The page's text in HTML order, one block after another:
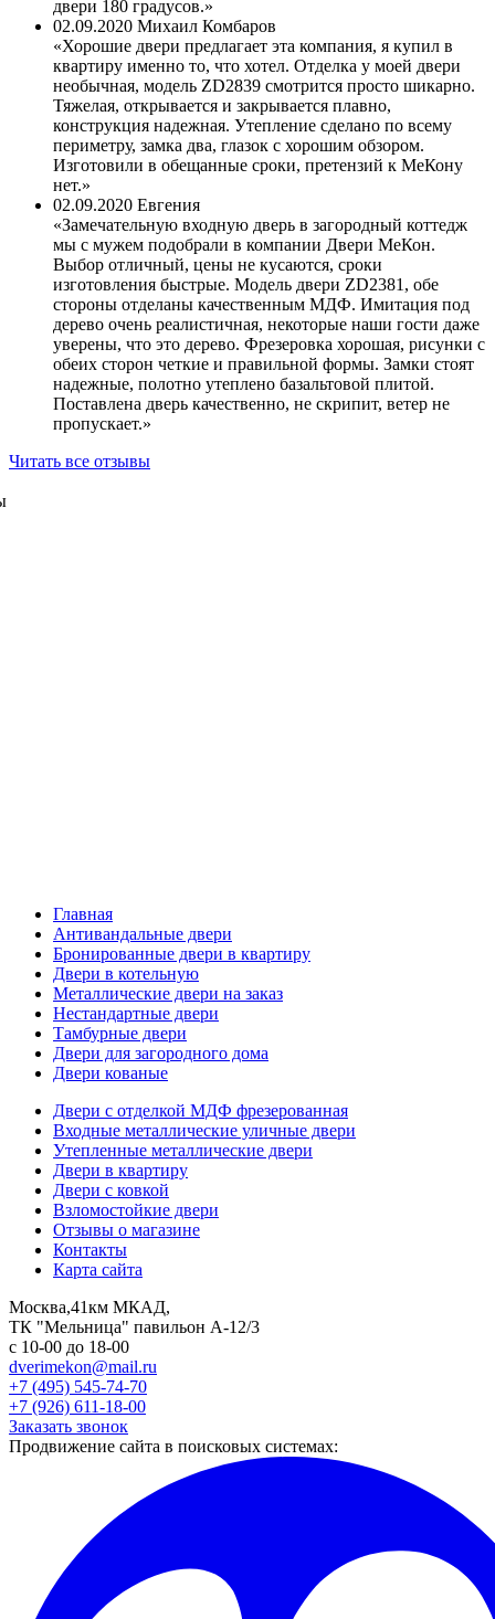
двери 180 градусов.
02.09.2020 Михаил Комбаров
Хорошие двери предлагает эта компания, я купил в
квартиру именно то, что хотел. Отделка у моей двери
необычная, модель ZD2839 смотрится просто шикарно.
Тяжелая, открывается и закрывается плавно,
конструкция надежная. Утепление сделано по всему
периметру, замка два, глазок с хорошим обзором.
Изготовили в обещанные сроки, претензий к МеКону
нет.
02.09.2020 Евгения
Замечательную входную дверь в загородный коттедж
мы с мужем подобрали в компании Двери МеКон.
Выбор отличный, цены не кусаются, сроки
изготовления быстрые. Модель двери ZD2381, обе
стороны отделаны качественным МДФ. Имитация под
дерево очень реалистичная, некоторые наши гости даже
уверены, что это дерево. Фрезеровка хорошая, рисунки с
обеих сторон четкие и правильной формы. Замки стоят
надежные, полотно утеплено базальтовой плитой.
Поставлена дверь качественно, не скрипит, ветер не
пропускает.
Читать все отзывы
Главная
Антивандальные двери
Бронированные двери в квартиру
Двери в котельную
Металлические двери на заказ
Нестандартные двери
Тамбурные двери
Двери для загородного дома
Двери кованые
Двери с отделкой МДФ фрезерованная
Входные металлические уличные двери
Утепленные металлические двери
Двери в квартиру
Двери с ковкой
Взломостойкие двери
Отзывы о магазине
Контакты
Карта сайта
Москва,41км МКАД,
ТК "Мельница" павильон А-12/3
с 10-00 до 18-00
dverimekon@mail.ru
+7 (495) 545-74-70
+7 (926) 611-18-00
Заказать звонок
Продвижение сайта в поисковых системах: